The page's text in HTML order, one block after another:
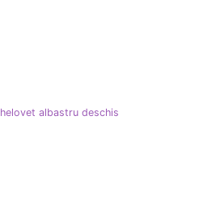
albastru deschis